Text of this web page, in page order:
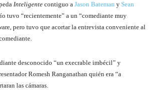
Inteligente contiguo a Jason Bateman y Sean
tuvo “recientemente” a un “comediante muy
pero tuvo que acortar la entrevista conveniente al
desconocido “un execrable imbécil” y
Romesh Ranganathan quién era “a
las cámaras.